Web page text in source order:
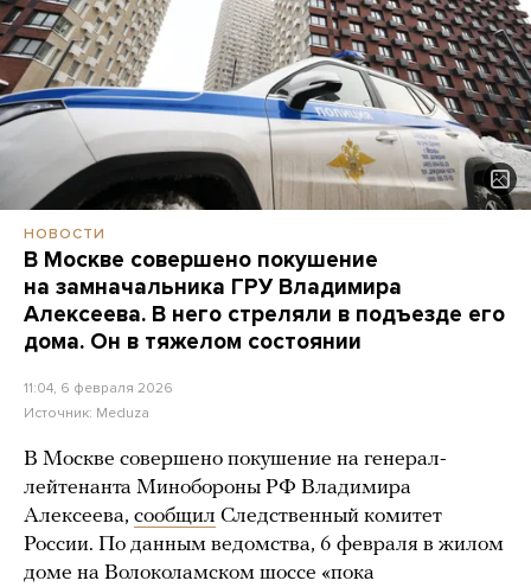
НОВОСТИ
В Москве совершено покушение
на замначальника ГРУ Владимира
Алексеева. В него стреляли в подъезде его
дома. Он в тяжелом состоянии
11:04, 6 февраля 2026
Источник: Meduza
В Москве совершено покушение на генерал-
лейтенанта Минобороны РФ Владимира
Алексеева, сообщил Следственный комитет
России. По данным ведомства, 6 февраля в жилом
доме на Волоколамском шоссе «пока